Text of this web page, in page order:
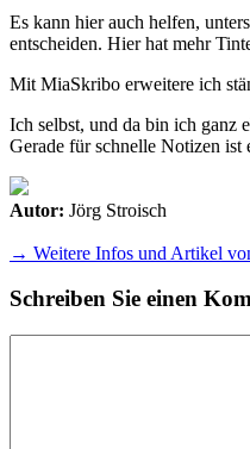
Es kann hier auch helfen,
entscheiden. Hier hat mehr
Mit MiaSkribo erweitere ich
Ich selbst, und da bin ich ganz
Gerade für schnelle Notizen ist
Autor: Jörg Stroisch
→ Weitere Infos und Artikel
Schreiben Sie einen